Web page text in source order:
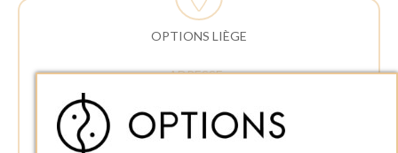
OPTIONS LIÈGE
ADRESSE :
4340 AWANS (Othée)
BELGIQUE